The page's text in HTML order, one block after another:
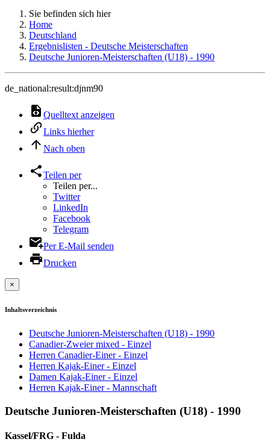
Sie befinden sich hier
Home
Deutschland
Ergebnislisten - Deutsche Meisterschaften
Deutsche Junioren-Meisterschaften (U18) - 1990
de_national:result:djnm90
Quelltext anzeigen
Links hierher
Nach oben
Teilen per
Teilen per...
Twitter
LinkedIn
Facebook
Telegram
Per E-Mail senden
Drucken
×
Inhaltsverzeichnis
Deutsche Junioren-Meisterschaften (U18) - 1990
Canadier-Zweier mixed - Einzel
Herren Canadier-Einer - Einzel
Herren Kajak-Einer - Einzel
Damen Kajak-Einer - Einzel
Herren Kajak-Einer - Mannschaft
Deutsche Junioren-Meisterschaften (U18) - 1990
Kassel/FRG - Fulda